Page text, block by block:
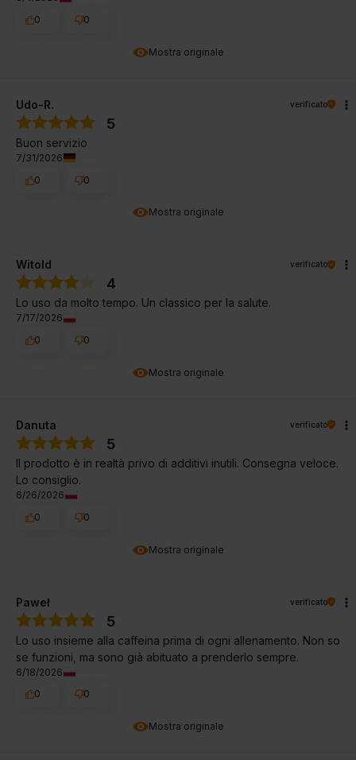
Mostra originale
0
0
Mostra originale
Udo-R. verificato
5
Buon servizio
7/31/2026
0
0
Mostra originale
Witold verificato
4
Lo uso da molto tempo. Un classico per la salute.
7/17/2026
0
0
Mostra originale
Danuta verificato
5
Il prodotto è in realtà privo di additivi inutili. Consegna veloce.
Lo consiglio.
6/26/2026
0
0
Mostra originale
Paweł verificato
5
Lo uso insieme alla caffeina prima di ogni allenamento. Non so
se funzioni, ma sono già abituato a prenderlo sempre.
6/18/2026
0
0